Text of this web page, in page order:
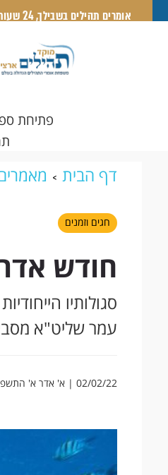
אומרים תהילים בשבילך, 24 שעות ביממה | 1-700-700-721
פתיחת
דף הבית
חגים וזמנים
חודש
סגולותיו
עמר שליט"א
02/02/22 | א' אדר א' התשפ"ב